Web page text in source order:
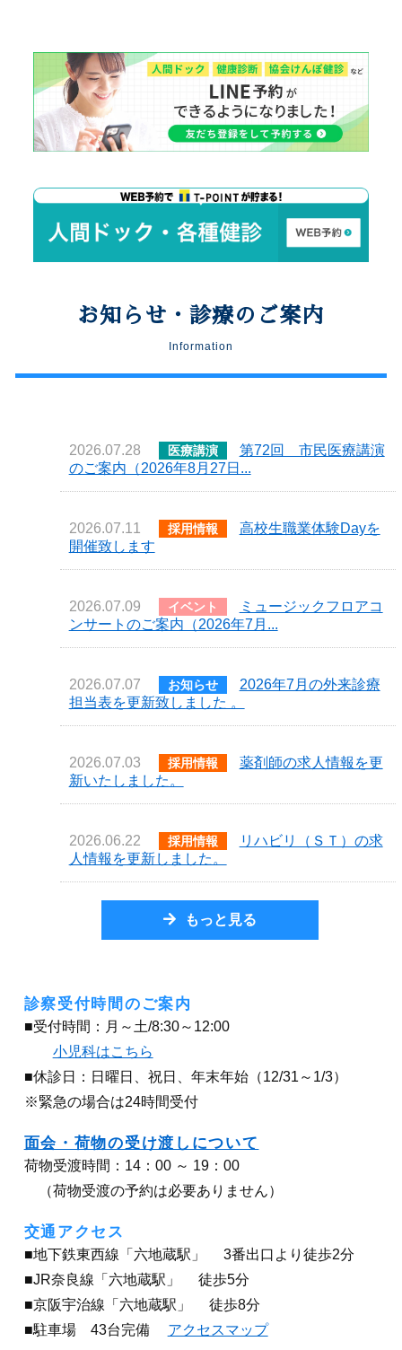
お知らせ・診療のご案内
Information
2026.07.28 医療講演
第72回 市民医療講演
のご案内（2026年8月27日...
2026.07.11 採用情報
高校生職業体験Dayを
開催致します
2026.07.09 イベント
ミュージックフロアコ
ンサートのご案内（2026年7月...
2026.07.07 お知らせ
2026年7月の外来診療
担当表を更新致しました 。
2026.07.03 採用情報
薬剤師の求人情報を更
新いたしました。
2026.06.22 採用情報
リハビリ（ＳＴ）の求
人情報を更新しました。
もっと見る
診察受付時間のご案内
■受付時間：月～土/8:30～12:00
小児科はこちら
■休診日：日曜日、祝日、年末年始（12/31～1/3）
※緊急の場合は24時間受付
面会・荷物の受け渡しについて
荷物受渡時間：14：00 ～ 19：00
（荷物受渡の予約は必要ありません）
交通アクセス
■地下鉄東西線「六地蔵駅」 3番出口より徒歩2分
■JR奈良線「六地蔵駅」 徒歩5分
■京阪宇治線「六地蔵駅」 徒歩8分
■駐車場 43台完備 アクセスマップ